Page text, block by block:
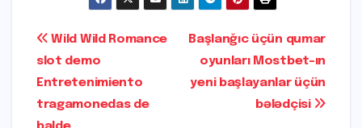
o
o
k
d
o
n
p
n
r
m r
e
Post
navigation
Başlanğıc üçün qumar
oyunları Mostbet-ın
yeni başlayanlar üçün
bələdçisi
Wild Wild Romance
slot demo
Entretenimiento
tragamonedas de